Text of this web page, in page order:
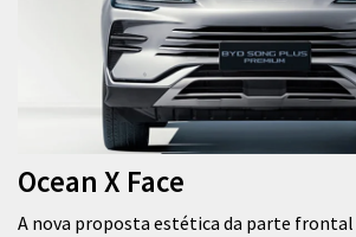
Ocean X Face
A nova proposta estética da parte frontal